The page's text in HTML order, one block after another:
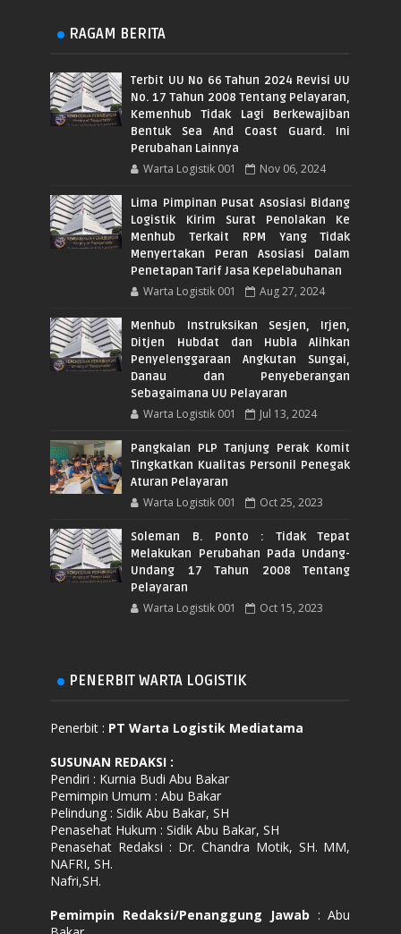
RAGAM BERITA
Terbit UU No 66 Tahun 2024 Revisi UU
No. 17 Tahun 2008 Tentang Pelayaran,
Kemenhub Tidak Lagi Berkewajiban
Bentuk Sea And Coast Guard. Ini
Perubahan Lainnya
Warta Logistik 001 Nov 06, 2024
Lima Pimpinan Pusat Asosiasi Bidang
Logistik Kirim Surat Penolakan Ke
Menhub Terkait RPM Yang Tidak
Menyertakan Peran Asosiasi Dalam
Penetapan Tarif Jasa Kepelabuhanan
Warta Logistik 001 Aug 27, 2024
Menhub Instruksikan Sesjen, Irjen,
Ditjen Hubdat dan Hubla Alihkan
Penyelenggaraan Angkutan Sungai,
Danau dan Penyeberangan
Sebagaimana UU Pelayaran
Warta Logistik 001 Jul 13, 2024
Pangkalan PLP Tanjung Perak Komit
Tingkatkan Kualitas Personil Penegak
Aturan Pelayaran
Warta Logistik 001 Oct 25, 2023
Soleman B. Ponto : Tidak Tepat
Melakukan Perubahan Pada Undang-
Undang 17 Tahun 2008 Tentang
Pelayaran
Warta Logistik 001 Oct 15, 2023
PENERBIT WARTA LOGISTIK
Penerbit : PT Warta Logistik Mediatama
SUSUNAN REDAKSI :
Pendiri : Kurnia Budi Abu Bakar
Pemimpin Umum : Abu Bakar
Pelindung : Sidik Abu Bakar, SH
Penasehat Hukum : Sidik Abu Bakar, SH
Penasehat Redaksi : Dr. Chandra Motik, SH. MM,
NAFRI, SH.
Nafri,SH.
Pemimpin Redaksi/Penanggung Jawab : Abu